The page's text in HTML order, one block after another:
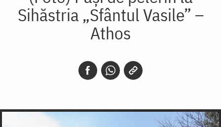
Sihăstria „Sfântul Vasile” –
Athos